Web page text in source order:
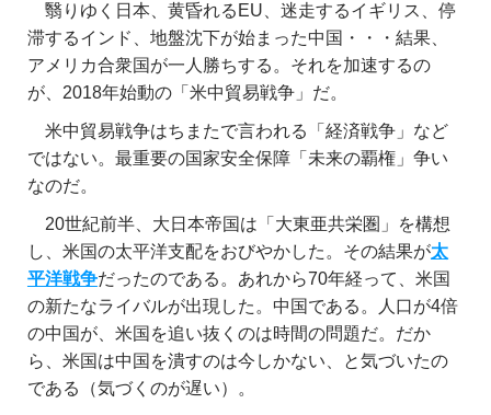
翳りゆく日本、黄昏れるEU、迷走するイギリス、停
滞するインド、地盤沈下が始まった中国・・・結果、
アメリカ合衆国が一人勝ちする。それを加速するの
が、2018年始動の「米中貿易戦争」だ。
米中貿易戦争はちまたで言われる「経済戦争」など
ではない。最重要の国家安全保障「未来の覇権」争い
なのだ。
20世紀前半、大日本帝国は「大東亜共栄圏」を構想
し、米国の太平洋支配をおびやかした。その結果が太
平洋戦争だったのである。あれから70年経って、米国
の新たなライバルが出現した。中国である。人口が4倍
の中国が、米国を追い抜くのは時間の問題だ。だか
ら、米国は中国を潰すのは今しかない、と気づいたの
である（気づくのが遅い）。